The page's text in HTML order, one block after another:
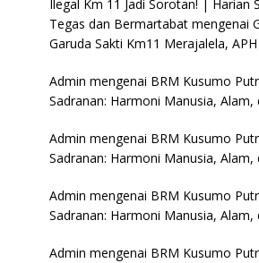
Ilegal Km 11 Jadi Sorotan! | Harian
Tegas dan Bermartabat mengenai
Garuda Sakti Km11 Merajalela,
Admin mengenai BRM Kusumo
Sadranan: Harmoni Manusia, Alam,
Admin mengenai BRM Kusumo
Sadranan: Harmoni Manusia, Alam,
Admin mengenai BRM Kusumo
Sadranan: Harmoni Manusia, Alam,
Admin mengenai BRM Kusumo